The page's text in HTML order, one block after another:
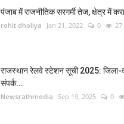
पंजाब में राजनीतिक सरगर्मी तेज, क्षेत्र में
rohit dholiya Jan 21, 2022 0 27
राजस्थान रेलवे स्टेशन सूची 2025: जिला-
संपर्क...
Newsrathmedia Sep 19, 2025 0